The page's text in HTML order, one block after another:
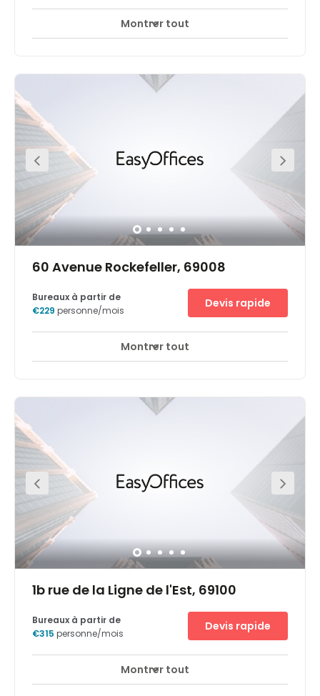
Montrer tout
60 Avenue Rockefeller, 69008
Bureaux à partir de
€229 personne/mois
Devis rapide
Montrer tout
1b rue de la Ligne de l'Est, 69100
Bureaux à partir de
€315 personne/mois
Devis rapide
Montrer tout